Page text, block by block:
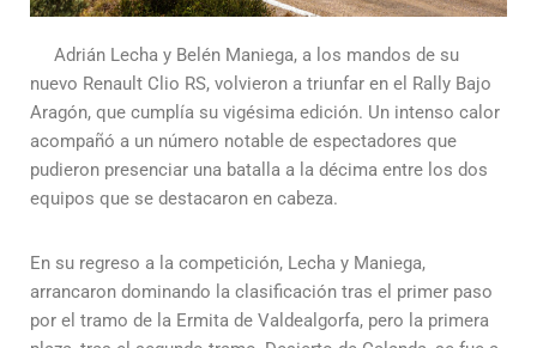
Adrián Lecha y Belén Maniega, a los mandos de su
nuevo Renault Clio RS, volvieron a triunfar en el Rally Bajo
Aragón, que cumplía su vigésima edición. Un intenso calor
acompañó a un número notable de espectadores que
pudieron presenciar una batalla a la décima entre los dos
equipos que se destacaron en cabeza.
En su regreso a la competición, Lecha y Maniega,
arrancaron dominando la clasificación tras el primer paso
por el tramo de la Ermita de Valdealgorfa, pero la primera